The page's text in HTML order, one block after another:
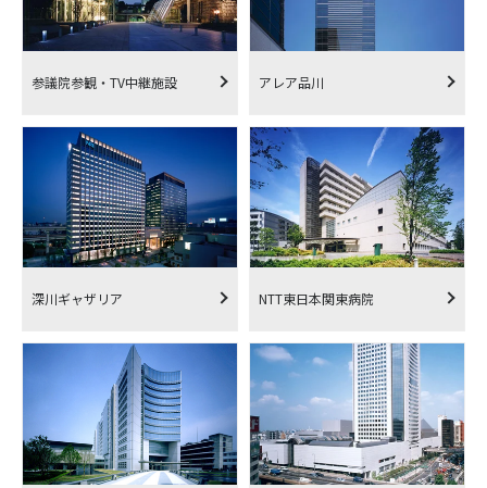
参議院参観・TV中継施設 アレア品川
深川ギャザリア NTT東日本関東病院